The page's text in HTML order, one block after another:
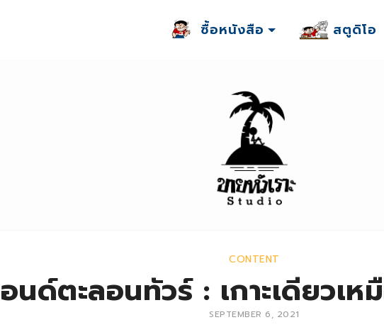
ซื้อหนังสือ สตูดิโอ
CONTENT
นด์ตะลอนทัวร์ : เกาะเดียวเห
SEPTEMBER 6, 2021